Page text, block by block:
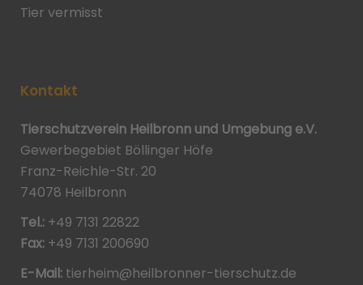
Tier vermisst
Kontakt
Tierschutzverein Heilbronn und Umgebung e.V.
Gewerbegebiet Böllinger Höfe
Franz-Reichle-Str. 20
74078 Heilbronn
Tel.: +49 7131 22822
Fax: +49 7131 200690
E-Mail: tierheim@heilbronner-tierschutz.de